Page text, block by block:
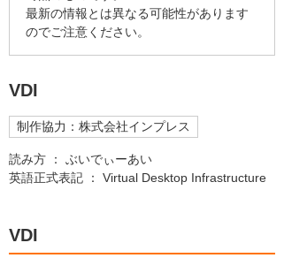
最新の情報とは異なる可能性があります
のでご注意ください。
VDI
制作協力：株式会社インプレス
読み方 ： ぶいでぃーあい
英語正式表記 ： Virtual Desktop Infrastructure
VDI